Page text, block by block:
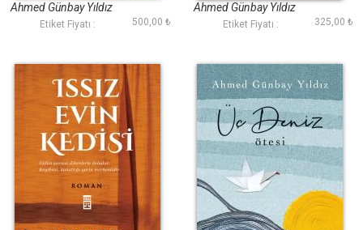
Ahmed Günbay Yıldız
Etiket Fiyatı : 500,00 ₺
Ahmed Günbay Yıldız
Etiket Fiyatı : 325,00 ₺